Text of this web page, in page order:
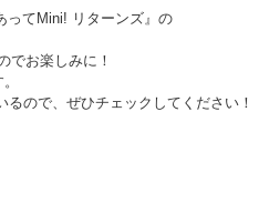
てMini! リターンズ』の
でお楽しみに！
ので、ぜひチェックしてください！